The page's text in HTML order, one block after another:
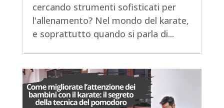
cercando strumenti sofisticati per
l'allenamento? Nel mondo del karate,
e soprattutto quando si parla di...